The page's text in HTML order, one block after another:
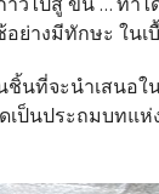
ย่างมีทักษะ ในเ
ที่จะนำเสนอใ
เป็นประถมบทแห่